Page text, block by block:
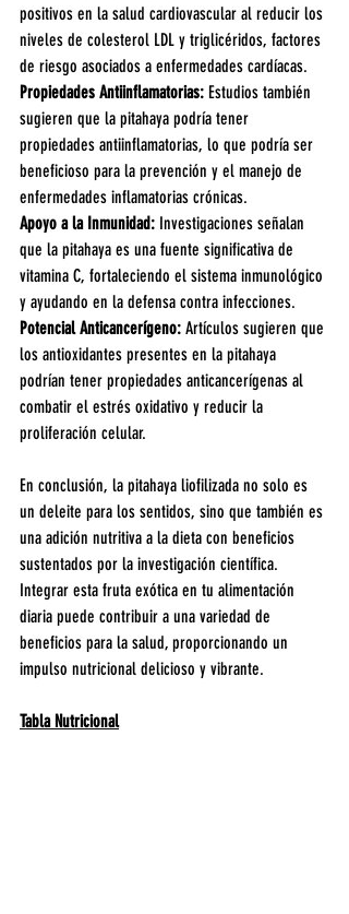
positivos en la salud cardiovascular al reducir los
niveles de colesterol LDL y triglicéridos, factores
de riesgo asociados a enfermedades cardíacas.
Propiedades Antiinflamatorias: Estudios también
sugieren que la pitahaya podría tener
propiedades antiinflamatorias, lo que podría ser
beneficioso para la prevención y el manejo de
enfermedades inflamatorias crónicas.
Apoyo a la Inmunidad: Investigaciones señalan
que la pitahaya es una fuente significativa de
vitamina C, fortaleciendo el sistema inmunológico
y ayudando en la defensa contra infecciones.
Potencial Anticancerígeno: Artículos sugieren que
los antioxidantes presentes en la pitahaya
podrían tener propiedades anticancerígenas al
combatir el estrés oxidativo y reducir la
proliferación celular.
En conclusión, la pitahaya liofilizada no solo es
un deleite para los sentidos, sino que también es
una adición nutritiva a la dieta con beneficios
sustentados por la investigación científica.
Integrar esta fruta exótica en tu alimentación
diaria puede contribuir a una variedad de
beneficios para la salud, proporcionando un
impulso nutricional delicioso y vibrante.
Tabla Nutricional